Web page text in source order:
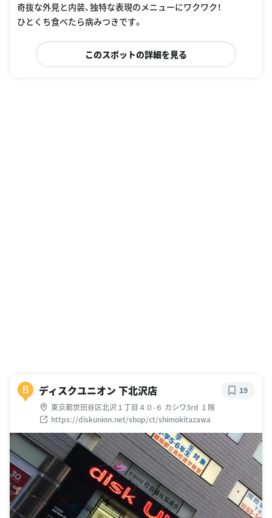
奇抜な外見と内装、独特な表現のメニューにワクワク！
ひとくち食べたら病みつきです。
このスポットの詳細を見る
B ディスクユニオン 下北沢店
東京都世田谷区北沢１丁目４０-６ カシワ3rd １階
https://diskunion.net/shop/ct/shimokitazawa
19